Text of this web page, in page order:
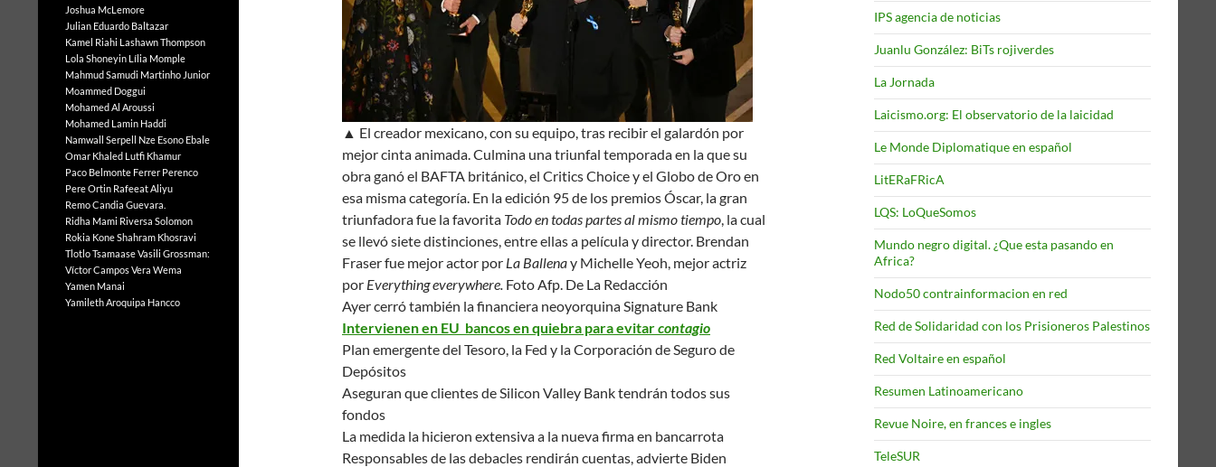
▲ El creador mexicano, con su equipo, tras recibir el galardón por
mejor cinta animada. Culmina una triunfal temporada en la que su
obra ganó el BAFTA británico, el Critics Choice y el Globo de Oro en
esa misma categoría. En la edición 95 de los premios Óscar, la gran
triunfadora fue la favorita Todo en todas partes al mismo tiempo, la cual
se llevó siete distinciones, entre ellas a película y director. Brendan
Fraser fue mejor actor por La Ballenay Michelle Yeoh, mejor actriz
por Everything everywhere. Foto Afp. De La Redacción
Ayer cerró también la financiera neoyorquina Signature Bank
Intervienen en EU bancos en quiebra para evitarcontagio
Plan emergente del Tesoro, la Fed y la Corporación de Seguro de
Depósitos
Aseguran que clientes de Silicon Valley Bank tendrán todos sus
fondos
La medida la hicieron extensiva a la nueva firma en bancarrota
Responsables de las debacles rendirán cuentas, advierte Biden
IPS agencia de noticias
Juanlu González: BiTs rojiverdes
La Jornada
Laicismo.org: El observatorio de la laicidad
Le Monde Diplomatique en español
LitERaFRicA
LQS: LoQueSomos
Mundo negro digital. ¿Que esta pasando en
Africa?
Nodo50 contrainformacion en red
Red de Solidaridad con los Prisioneros Palestinos
Red Voltaire en español
Resumen Latinoamericano
Revue Noire, en frances e ingles
TeleSUR
Joshua McLemore
Julian Eduardo Baltazar
Kamel Riahi Lashawn Thompson
Lola Shoneyin Lília Momple
Mahmud Samudi Martinho Junior
Moammed Doggui
Mohamed Al Aroussi
Mohamed Lamin Haddi
Namwall Serpell Nze Esono Ebale
Omar Khaled Lutfi Khamur
Paco Belmonte Ferrer Perenco
Pere Ortin Rafeeat Aliyu
Remo Candia Guevara.
Ridha Mami Riversa Solomon
Rokia KoneShahram Khosravi
Tlotlo TsamaaseVasili Grossman:
Víctor Campos Vera Wema
Yamen Manai
Yamileth Aroquipa Hancco